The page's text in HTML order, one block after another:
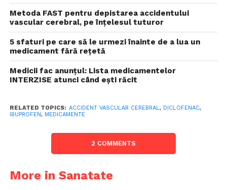
Metoda FAST pentru depistarea accidentului
vascular cerebral, pe înțelesul tuturor
5 sfaturi pe care să le urmezi înainte de a lua un
medicament fără rețetă
Medicii fac anunţul: Lista medicamentelor
INTERZISE atunci când eşti răcit
RELATED TOPICS: ACCIDENT VASCULAR CEREBRAL, DICLOFENAC,
IBUPROFEN, MEDICAMENTE
2 COMMENTS
More in Sanatate